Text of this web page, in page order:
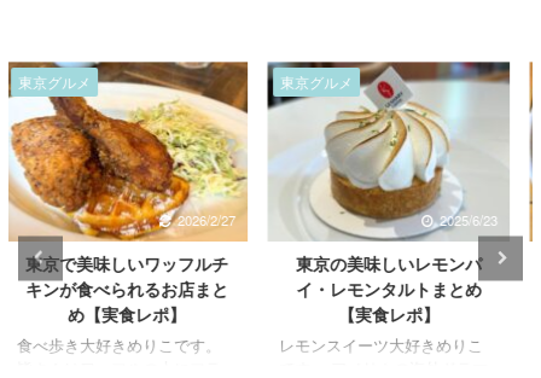
東京グルメ
2025/6/23
東京の美味しいレモンパ
イ・レモンタルトまとめ
【実食レポ】
レモンスイーツ大好きめりこ
東京グルメ
2025/6/3
東京で美味しい海老ワンタ
ン麺が食べられるお店まと
め【実食レポ】
食べ歩き大好きめりこです。